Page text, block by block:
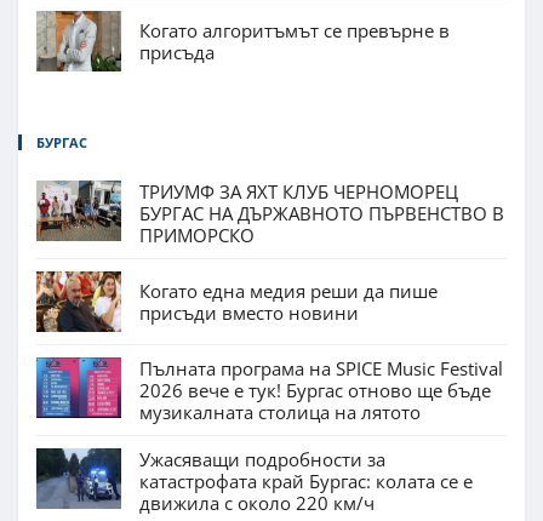
Когато алгоритъмът се превърне в
присъда
БУРГАС
ТРИУМФ ЗА ЯХТ КЛУБ ЧЕРНОМОРЕЦ
БУРГАС НА ДЪРЖАВНОТО ПЪРВЕНСТВО В
ПРИМОРСКО
Когато една медия реши да пише
присъди вместо новини
Пълната програма на SPICE Music Festival
2026 вече е тук! Бургас отново ще бъде
музикалната столица на лятото
Ужасяващи подробности за
катастрофата край Бургас: колата се е
движила с около 220 км/ч